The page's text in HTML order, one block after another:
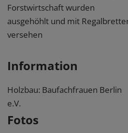
Forstwirtschaft wurden
ausgehöhlt und mit
versehen
Information
Holzbau: Baufachfrauen Berlin
e.V.
Fotos